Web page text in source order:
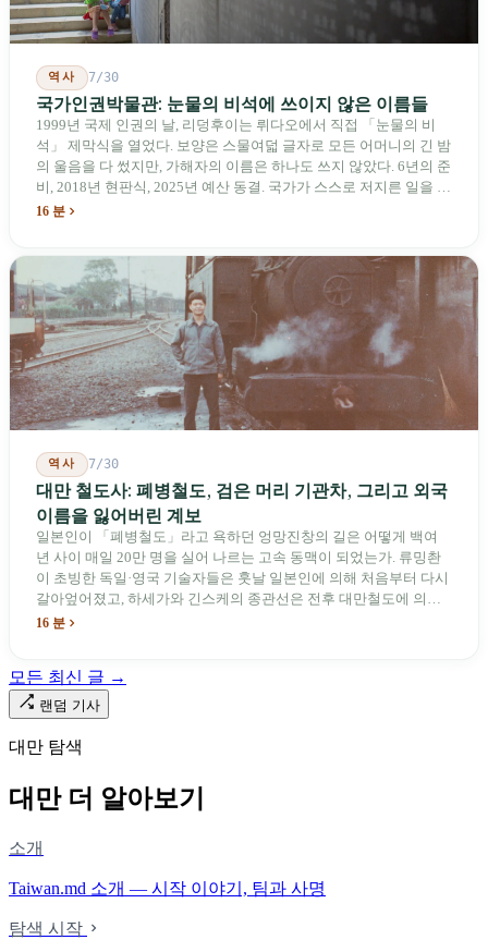
역사 7/30
국가인권박물관: 눈물의 비석에 쓰이지 않은 이름들
1999년 국제 인권의 날, 리덩후이는 뤼다오에서 직접 「눈물의 비
석」 제막식을 열었다. 보양은 스물여덟 글자로 모든 어머니의 긴 밤
의 울음을 다 썼지만, 가해자의 이름은 하나도 쓰지 않았다. 6년의 준
비, 2018년 현판식, 2025년 예산 동결. 국가가 스스로 저지른 일을 기
념하기 위해 스스로 세운 박물관. 계엄 해제 39년 동안 사법 재판을
16 분
역사 7/30
대만 철도사: 폐병철도, 검은 머리 기관차, 그리고 외국
이름을 잃어버린 계보
일본인이 「폐병철도」라고 욕하던 엉망진창의 길은 어떻게 백여
년 사이 매일 20만 명을 실어 나르는 고속 동맥이 되었는가. 류밍촨
이 초빙한 독일·영국 기술자들은 훗날 일본인에 의해 처음부터 다시
갈아엎어졌고, 하세가와 긴스케의 종관선은 전후 대만철도에 의해
이름과 번호가 바뀌었다. 세대마다 앞선 세대의 기록을 주석으로 밀
다. 마침내 푸유마·타로코 세대에 이르러서야 원주민 지명이 다시 철
로 위에 깔렸다.
16 분
모든 최신 글 →
랜덤 기사
대만 탐색
대만 더 알아보기
소개
Taiwan.md 소개 — 시작 이야기, 팀과 사명
탐색 시작